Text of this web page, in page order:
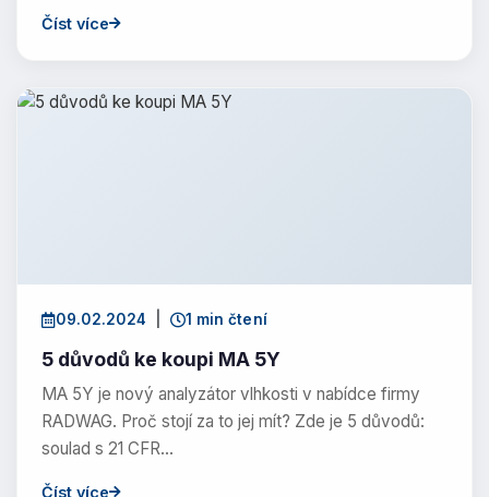
Číst více
09.02.2024 1 min čtení
5 důvodů ke koupi MA 5Y
MA 5Y je nový analyzátor vlhkosti v nabídce firmy
RADWAG. Proč stojí za to jej mít? Zde je 5 důvodů:
soulad s 21 CFR…
Číst více